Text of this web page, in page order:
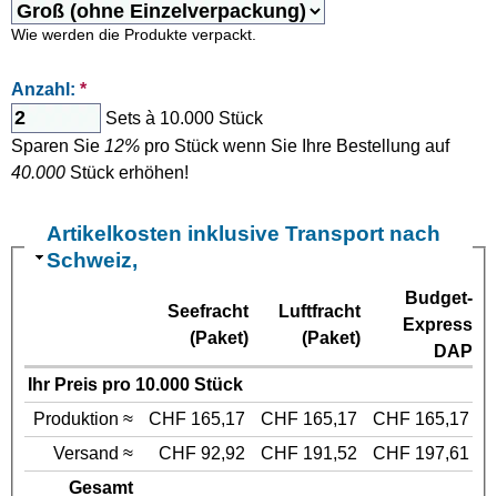
Wie werden die Produkte verpackt.
Anzahl: *
Sets à 10.000 Stück
Sparen Sie 12% pro Stück wenn Sie Ihre Bestellung auf
40.000 Stück erhöhen!
Artikelkosten inklusive Transport nach
Schweiz,
Seefracht
(Paket)
Luftfracht
(Paket)
Budget-
Express
DAP
Ihr Preis pro 10.000 Stück
Produktion ≈
CHF 165,17 CHF 165,17
CHF 165,17
Versand ≈
CHF 92,92 CHF 191,52
CHF 197,61
Gesamt